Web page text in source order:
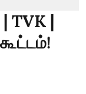
TVK |